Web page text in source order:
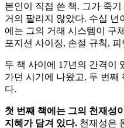
본인이 직접 쓴 책. 그가 죽
거의 팔리지 않았다. 수십 년
에는 그의 거래 시스템이 구
포지션 사이징, 손절 규칙,
두 책 사이에 17년의 간격이
가던 시기에 나왔고, 두 번째
다.
첫 번째 책에는 그의 천재성
지혜가 담겨 있다. 천재성은